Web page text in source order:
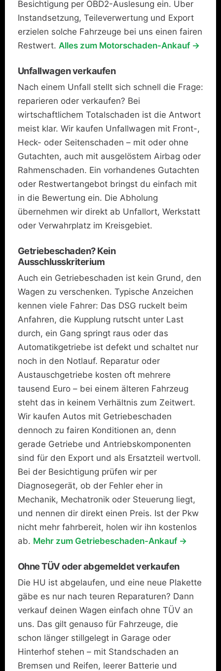
Besichtigung per OBD2-Auslesung ein. Über
Instandsetzung, Teileverwertung und Export
erzielen solche Fahrzeuge bei uns einen fairen
Restwert. Alles zum Motorschaden-Ankauf →
Unfallwagen verkaufen
Nach einem Unfall stellt sich schnell die Frage:
reparieren oder verkaufen? Bei
wirtschaftlichem Totalschaden ist die Antwort
meist klar. Wir kaufen Unfallwagen mit Front-,
Heck- oder Seitenschaden – mit oder ohne
Gutachten, auch mit ausgelöstem Airbag oder
Rahmenschaden. Ein vorhandenes Gutachten
oder Restwertangebot bringst du einfach mit
in die Bewertung ein. Die Abholung
übernehmen wir direkt ab Unfallort, Werkstatt
oder Verwahrplatz im Kreisgebiet.
Getriebeschaden? Kein
Ausschlusskriterium
Auch ein Getriebeschaden ist kein Grund, den
Wagen zu verschenken. Typische Anzeichen
kennen viele Fahrer: Das DSG ruckelt beim
Anfahren, die Kupplung rutscht unter Last
durch, ein Gang springt raus oder das
Automatikgetriebe ist defekt und schaltet nur
noch in den Notlauf. Reparatur oder
Austauschgetriebe kosten oft mehrere
tausend Euro – bei einem älteren Fahrzeug
steht das in keinem Verhältnis zum Zeitwert.
Wir kaufen Autos mit Getriebeschaden
dennoch zu fairen Konditionen an, denn
gerade Getriebe und Antriebskomponenten
sind für den Export und als Ersatzteil wertvoll.
Bei der Besichtigung prüfen wir per
Diagnosegerät, ob der Fehler eher in
Mechanik, Mechatronik oder Steuerung liegt,
und nennen dir direkt einen Preis. Ist der Pkw
nicht mehr fahrbereit, holen wir ihn kostenlos
ab. Mehr zum Getriebeschaden-Ankauf →
Ohne TÜV oder abgemeldet verkaufen
Die HU ist abgelaufen, und eine neue Plakette
gäbe es nur nach teuren Reparaturen? Dann
verkauf deinen Wagen einfach ohne TÜV an
uns. Das gilt genauso für Fahrzeuge, die
schon länger stillgelegt in Garage oder
Hinterhof stehen – mit Standschaden an
Bremsen und Reifen, leerer Batterie und